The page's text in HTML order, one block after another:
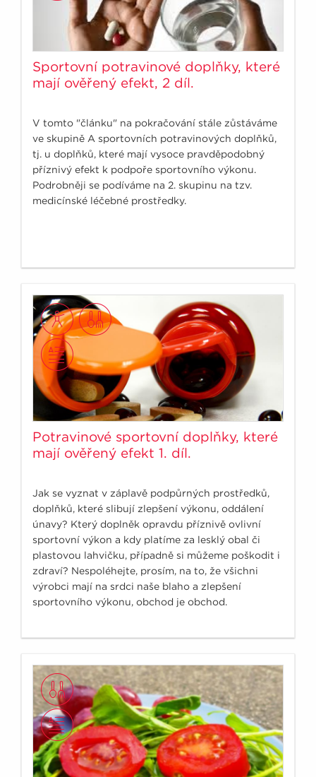
Sportovní potravinové doplňky, které
mají ověřený efekt, 2 díl.
V tomto "článku" na pokračování stále zůstáváme
ve skupině A sportovních potravinových doplňků,
tj. u doplňků, které mají vysoce pravděpodobný
příznivý efekt k podpoře sportovního výkonu.
Podrobněji se podíváme na 2. skupinu na tzv.
medicínské léčebné prostředky.
Potravinové sportovní doplňky, které
mají ověřený efekt 1. díl.
Jak se vyznat v záplavě podpůrných prostředků,
doplňků, které slibují zlepšení výkonu, oddálení
únavy? Který doplněk opravdu příznivě ovlivní
sportovní výkon a kdy platíme za lesklý obal či
plastovou lahvičku, případně si můžeme poškodit i
zdraví? Nespoléhejte, prosím, na to, že všichni
výrobci mají na srdci naše blaho a zlepšení
sportovního výkonu, obchod je obchod.